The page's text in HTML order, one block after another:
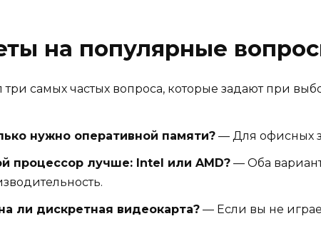
на популярные
три самых частых вопроса, которые задают при
нужно оперативной памяти? — Для офисных
процессор лучше: Intel или AMD? — Оба
ли дискретная видеокарта? — Если вы не